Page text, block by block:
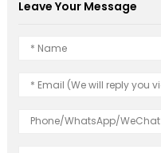
Leave Your Message